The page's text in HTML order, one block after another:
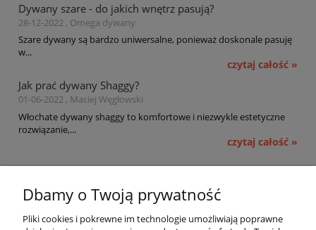
Dywany szare - do jakich wnętrz pasują?
28-12-2022 , Omega dywany
Szare dywany są bardzo uniwersalne, ponieważ doskonale pasuję
w...
czytaj całość »
Jak prać dywany Shaggy?
01-06-2022 , Maciej Węgłowski
Włochate dywany shaggy to komfortowe i niezwykle estetyczne
rozwiązanie,...
czytaj całość »
Dbamy o Twoją prywatność
Pliki cookies i pokrewne im technologie umożliwiają poprawne